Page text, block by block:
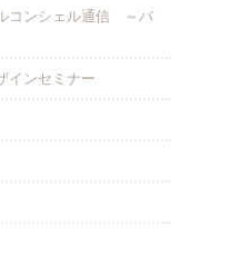
コンシェル通信 ～バ
インセミナー